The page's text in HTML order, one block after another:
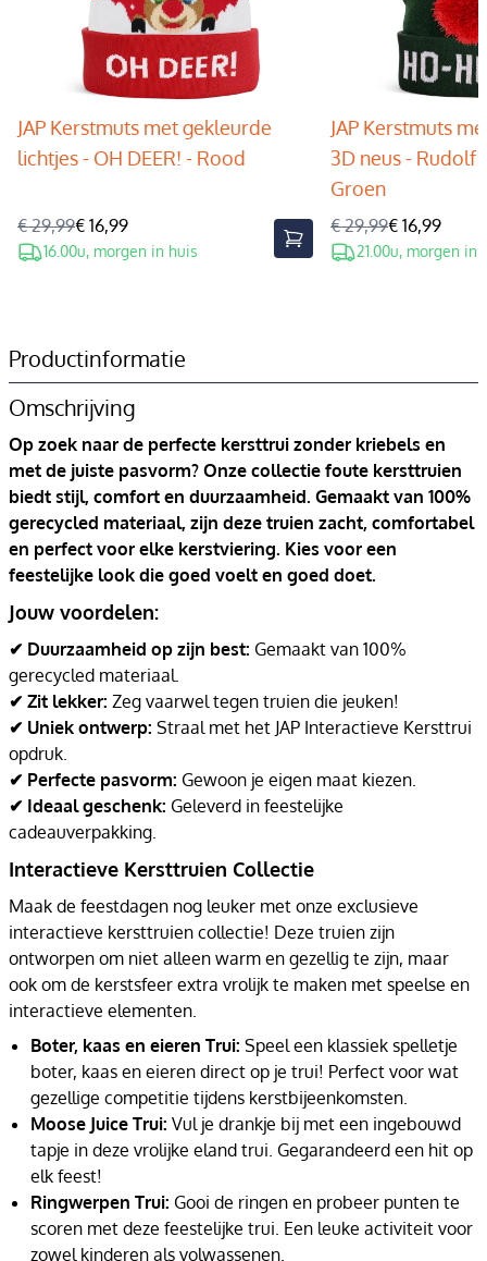
JAP Kerstmuts met gekleurde
lichtjes - OH DEER! - Rood
€ 29,99€ 16,99
16.00u, morgen in huis
JAP Kerstmuts
3D neus - Rudolf
Groen
€ 29,99€ 16,99
21.00u, morgen in
Productinformatie
Omschrijving
Op zoek naar de perfecte kersttrui zonder kriebels en
met de juiste pasvorm? Onze collectie foute kersttruien
biedt stijl, comfort en duurzaamheid. Gemaakt van 100%
gerecycled materiaal, zijn deze truien zacht, comfortabel
en perfect voor elke kerstviering. Kies voor een
feestelijke look die goed voelt en goed doet.
Jouw voordelen:
✔ Duurzaamheid op zijn best: Gemaakt van 100%
gerecycled materiaal.
✔ Zit lekker: Zeg vaarwel tegen truien die jeuken!
✔ Uniek ontwerp: Straal met het JAP Interactieve Kersttrui
opdruk.
✔ Perfecte pasvorm: Gewoon je eigen maat kiezen.
✔ Ideaal geschenk: Geleverd in feestelijke
cadeauverpakking.
Interactieve Kersttruien Collectie
Maak de feestdagen nog leuker met onze exclusieve
interactieve kersttruien collectie! Deze truien zijn
ontworpen om niet alleen warm en gezellig te zijn, maar
ook om de kerstsfeer extra vrolijk te maken met speelse en
interactieve elementen.
Boter, kaas en eieren Trui: Speel een klassiek spelletje
boter, kaas en eieren direct op je trui! Perfect voor wat
gezellige competitie tijdens kerstbijeenkomsten.
Moose Juice Trui: Vul je drankje bij met een ingebouwd
tapje in deze vrolijke eland trui. Gegarandeerd een hit op
elk feest!
Ringwerpen Trui: Gooi de ringen en probeer punten te
scoren met deze feestelijke trui. Een leuke activiteit voor
zowel kinderen als volwassenen.